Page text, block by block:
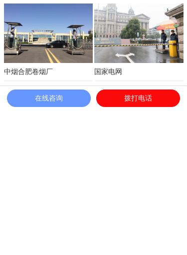
中烟合肥卷烟厂
2020-12-01
国家电网
2020-12-01
在线咨询 拨打电话